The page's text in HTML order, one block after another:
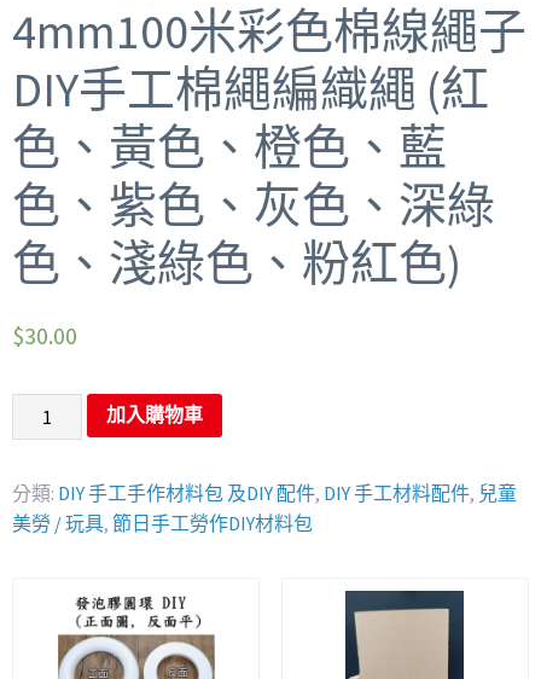
4mm100米彩色棉線繩子
DIY手工棉繩編織繩 (紅
色、黃色、橙色、藍
色、紫色、灰色、深綠
色、淺綠色、粉紅色)
$30.00
加入購物車
分類: DIY 手工手作材料包 及DIY 配件, DIY 手工材料配件, 兒童
美勞 / 玩具, 節日手工勞作DIY材料包